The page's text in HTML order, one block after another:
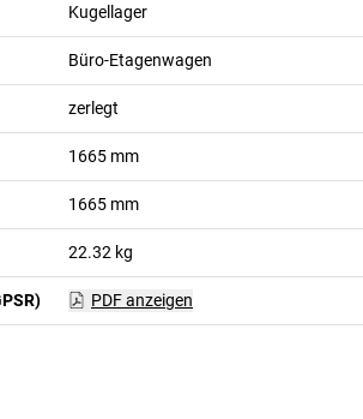
Kugellager
Büro-Etagenwagen
zerlegt
1665 mm
1665 mm
22.32 kg
PDF anzeigen